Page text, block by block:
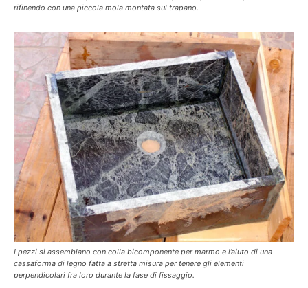
rifinendo con una piccola mola montata sul trapano.
I pezzi si assemblano con colla bicomponente per marmo e l’aiuto di una
cassaforma di legno fatta a stretta misura per tenere gli elementi
perpendicolari fra loro durante la fase di fissaggio.